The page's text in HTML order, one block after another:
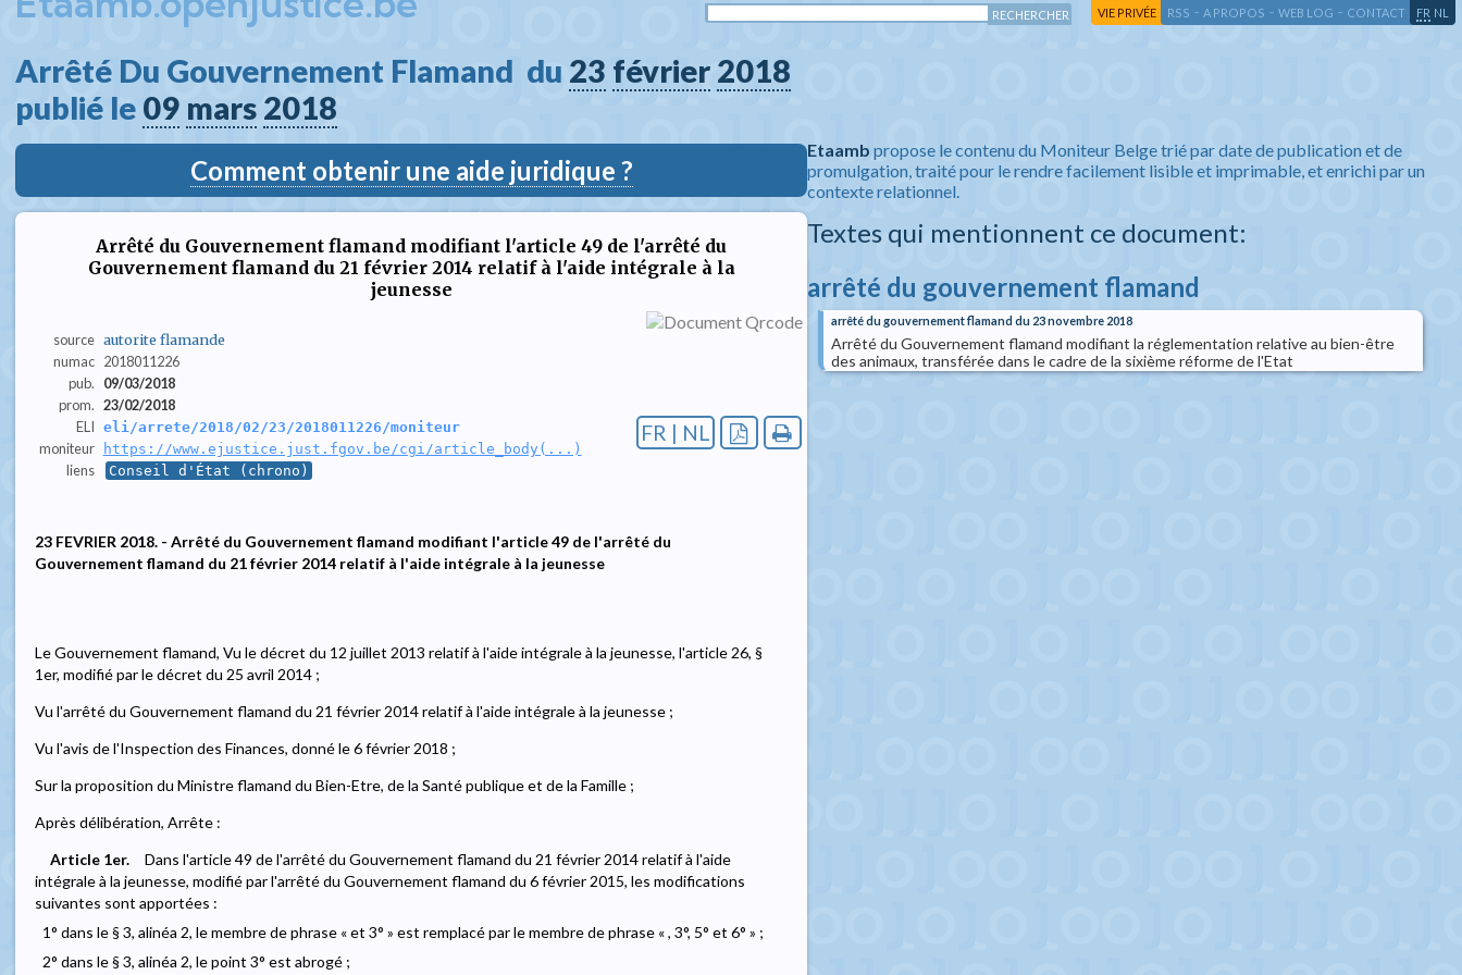
VIE PRIVÉE RSS - A PROPOS - WEB LOG - CONTACT FR NL
Arrêté Du Gouvernement Flamand  du 23 février 2018
publié le 09 mars 2018
Comment obtenir une aide juridique ?
Arrêté du Gouvernement flamand modifiant l'article 49 de l'arrêté du
Gouvernement flamand du 21 février 2014 relatif à l'aide intégrale à la
jeunesse
source autorite flamande
numac 2018011226
pub.
09/03/2018
prom. 23/02/2018
ELI eli/arrete/2018/02/23/2018011226/moniteur
moniteur https://www.ejustice.just.fgov.be/cgi/article_body(...)
liens Conseil d'État (chrono)
FR | NL
23 FEVRIER 2018. - Arrêté du Gouvernement flamand modifiant l'article 49 de l'arrêté du
Gouvernement flamand du 21 février 2014 relatif à l'aide intégrale à la jeunesse
Le Gouvernement flamand, Vu le décret du 12 juillet 2013 relatif à l'aide intégrale à la jeunesse, l'article 26, §
1er, modifié par le décret du 25 avril 2014 ;
Vu l'arrêté du Gouvernement flamand du 21 février 2014 relatif à l'aide intégrale à la jeunesse ;
Vu l'avis de l'Inspection des Finances, donné le 6 février 2018 ;
Sur la proposition du Ministre flamand du Bien-Etre, de la Santé publique et de la Famille ;
Après délibération, Arrête :
Article 1er.
Dans l'article 49 de l'arrêté du Gouvernement flamand du 21 février 2014 relatif à l'aide
intégrale à la jeunesse, modifié par l'arrêté du Gouvernement flamand du 6 février 2015, les modifications
suivantes sont apportées :
1° dans le § 3, alinéa 2, le membre de phrase « et 3° » est remplacé par le membre de phrase « , 3°, 5° et 6° » ;
2° dans le § 3, alinéa 2, le point 3° est abrogé ;
Etaamb propose le contenu du Moniteur Belge trié par date de publication et de
promulgation, traité pour le rendre facilement lisible et imprimable, et enrichi par un
contexte relationnel.
Textes qui mentionnent ce document:
arrêté du gouvernement flamand
arrêté du gouvernement flamand du 23 novembre 2018
Arrêté du Gouvernement flamand modifiant la réglementation relative au bien-être
des animaux, transférée dans le cadre de la sixième réforme de l'Etat